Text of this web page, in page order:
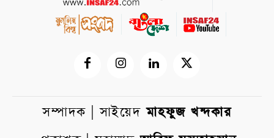
সম্পাদক | সাইয়েদমাহফুজ খন্দকার